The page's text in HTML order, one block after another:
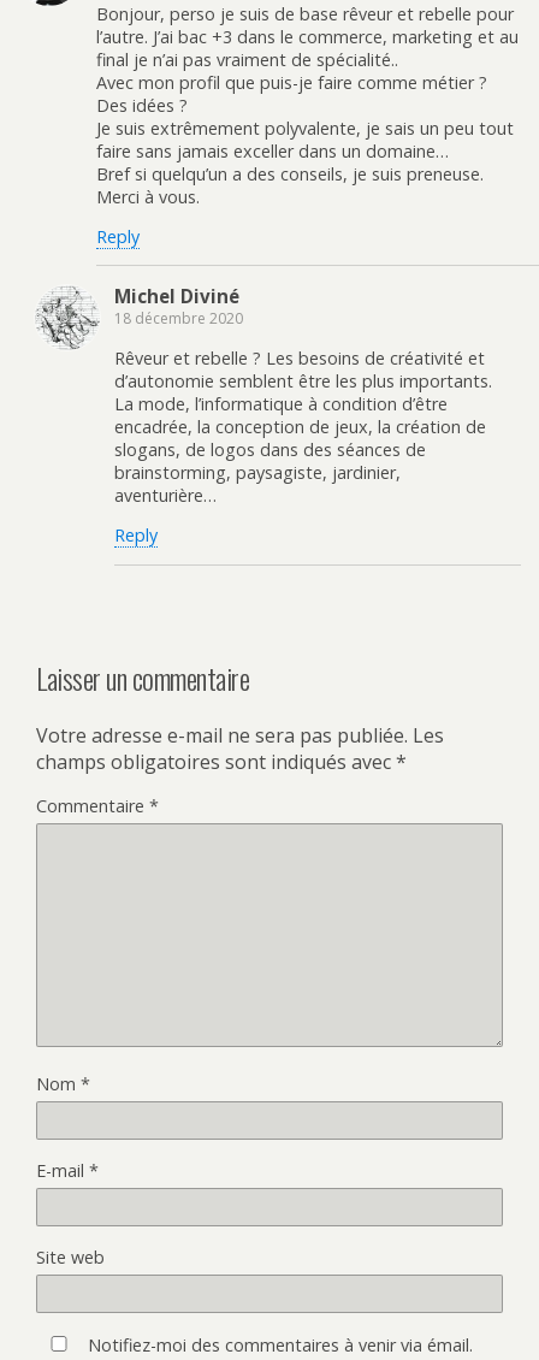
Bonjour, perso je suis de base rêveur et rebelle pour
l’autre. J’ai bac +3 dans le commerce, marketing et au
final je n’ai pas vraiment de spécialité..
Avec mon profil que puis-je faire comme métier ?
Des idées ?
Je suis extrêmement polyvalente, je sais un peu tout
faire sans jamais exceller dans un domaine…
Bref si quelqu’un a des conseils, je suis preneuse.
Merci à vous.
Reply
Michel Diviné
18 décembre 2020
Rêveur et rebelle ? Les besoins de créativité et
d’autonomie semblent être les plus importants.
La mode, l’informatique à condition d’être
encadrée, la conception de jeux, la création de
slogans, de logos dans des séances de
brainstorming, paysagiste, jardinier,
aventurière…
Reply
Laisser un commentaire
Votre adresse e-mail ne sera pas publiée. Les
champs obligatoires sont indiqués avec*
Commentaire *
Nom *
E-mail *
Site web
Notifiez-moi des commentaires à venir via émail.